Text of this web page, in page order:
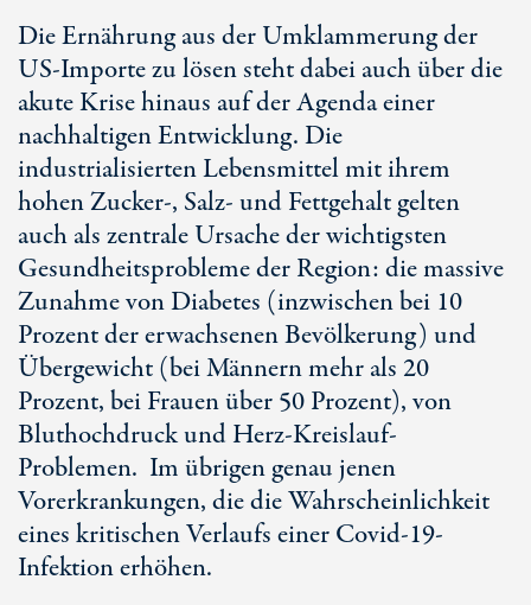
Die Ernährung aus der Umklammerung der
US-Importe zu lösen steht dabei auch über die
akute Krise hinaus auf der Agenda einer
nachhaltigen Entwicklung. Die
industrialisierten Lebensmittel mit ihrem
hohen Zucker-, Salz- und Fettgehalt gelten
auch als zentrale Ursache der wichtigsten
Gesundheitsprobleme der Region: die massive
Zunahme von Diabetes (inzwischen bei 10
Prozent der erwachsenen Bevölkerung) und
Übergewicht (bei Männern mehr als 20
Prozent, bei Frauen über 50 Prozent), von
Bluthochdruck und Herz-Kreislauf-
Problemen. Im übrigen genau jenen
Vorerkrankungen, die die Wahrscheinlichkeit
eines kritischen Verlaufs einer Covid-19-
Infektion erhöhen.